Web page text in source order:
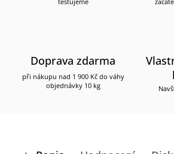
Doprava zdarma
při nákupu nad 1 900 Kč do váhy
objednávky 10 kg